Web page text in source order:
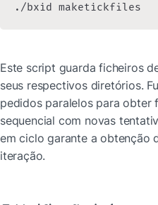
./bxid maketickfiles
Este script guarda ficheiros
seus respectivos diretórios.
pedidos paralelos para obter
sequencial com novas
em ciclo garante a obtenção
iteração.